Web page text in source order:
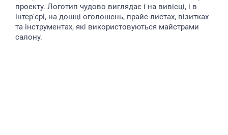
проекту. Логотип чудово виглядає і на вивісці, і в
інтер'єрі, на дошці оголошень, прайс-листах, візитках
та інструментах, які використовуються майстрами
салону.